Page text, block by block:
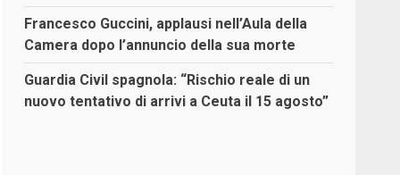
Francesco Guccini, applausi nell’Aula della
Camera dopo l’annuncio della sua morte
Guardia Civil spagnola: “Rischio reale di un
nuovo tentativo di arrivi a Ceuta il 15 agosto”